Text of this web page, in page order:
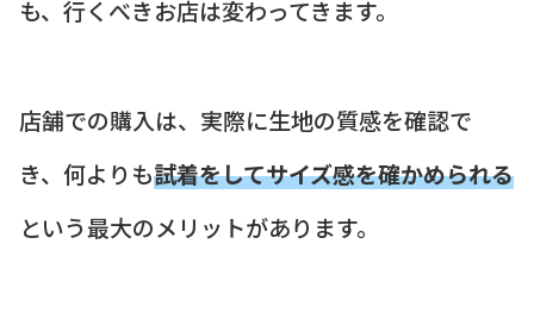
も、行くべきお店は変わってきます。
店舗での購入は、実際に生地の質感を確認で
き、何よりも試着をしてサイズ感を確かめられる
という最大のメリットがあります。